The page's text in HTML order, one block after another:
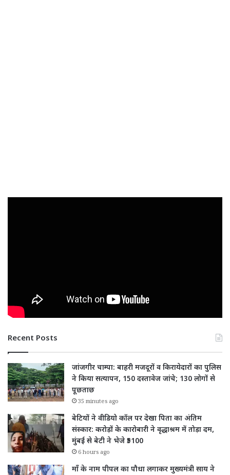
Recent Posts
जांजगीर चाम्पा: बाहरी मजदूरों व किरायेदारों का पुलिस
ने किया सत्यापन, 150 दस्तावेज जांचे; 130 लोगों से
पूछताछ
35 minutes ago
बेटियों ने वीडियो कॉल पर देखा पिता का अंतिम
संस्कार: करोड़ों के कारोबारी ने वृद्धाश्रम में तोड़ा दम,
मुंबई से बेटी ने भेजे ₹5100
6 hours ago
माँ के नाम पीपल का पौधा लगाकर मुख्यमंत्री साय ने